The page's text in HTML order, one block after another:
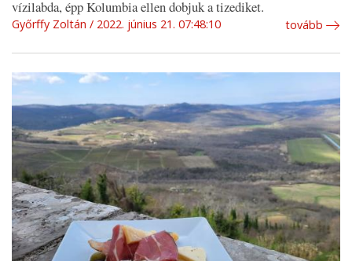
vízilabda, épp Kolumbia ellen dobjuk a tizediket.
Győrffy Zoltán 2022. június 21. 07:48:10 tovább